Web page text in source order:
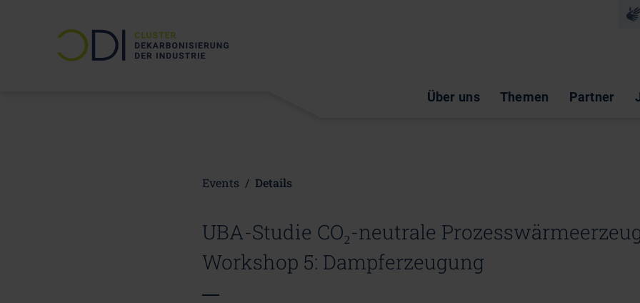
Navigation überspringen
Über uns Themen Partner
Events / Details
UBA-Studie CO₂-neutrale
Workshop 5: Dampferzeugung